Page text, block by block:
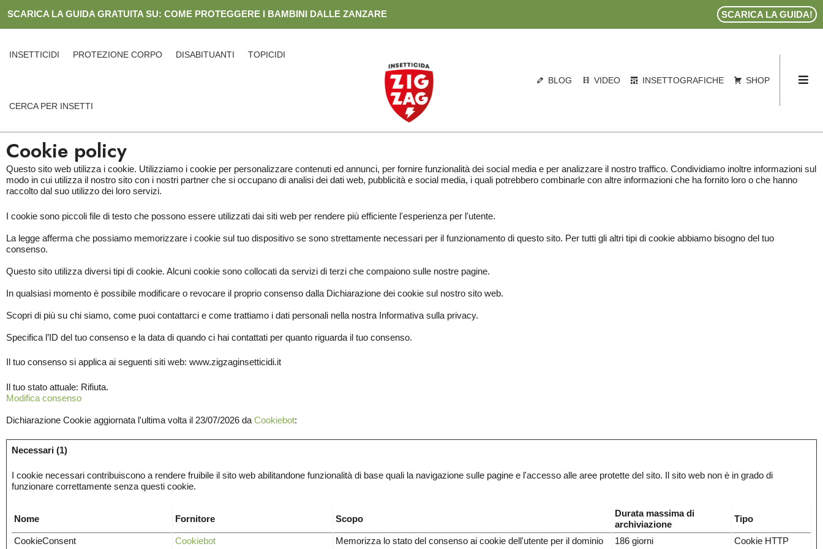
content
SCARICA LA GUIDA GRATUITA SU: COME PROTEGGERE I BAMBINI DALLE ZANZARE SCARICA LA GUIDA!
INSETTICIDI PROTEZIONE CORPO DISABITUANTI TOPICIDI
CERCA PER INSETTI
BLOG VIDEO INSETTOGRAFICHE SHOP
Cookie policy
Questo sito web utilizza i cookie. Utilizziamo i cookie per personalizzare contenuti ed annunci, per fornire funzionalità dei social media e per analizzare il nostro traffico. Condividiamo inoltre informazioni sul
modo in cui utilizza il nostro sito con i nostri partner che si occupano di analisi dei dati web, pubblicità e social media, i quali potrebbero combinarle con altre informazioni che ha fornito loro o che hanno
raccolto dal suo utilizzo dei loro servizi.
I cookie sono piccoli file di testo che possono essere utilizzati dai siti web per rendere più efficiente l'esperienza per l'utente.
La legge afferma che possiamo memorizzare i cookie sul tuo dispositivo se sono strettamente necessari per il funzionamento di questo sito. Per tutti gli altri tipi di cookie abbiamo bisogno del tuo
consenso.
Questo sito utilizza diversi tipi di cookie. Alcuni cookie sono collocati da servizi di terzi che compaiono sulle nostre pagine.
In qualsiasi momento è possibile modificare o revocare il proprio consenso dalla Dichiarazione dei cookie sul nostro sito web.
Scopri di più su chi siamo, come puoi contattarci e come trattiamo i dati personali nella nostra Informativa sulla privacy.
Specifica l’ID del tuo consenso e la data di quando ci hai contattati per quanto riguarda il tuo consenso.
Il tuo consenso si applica ai seguenti siti web: www.zigzaginsetticidi.it
Il tuo stato attuale: Rifiuta.
Modifica consenso
Dichiarazione Cookie aggiornata l'ultima volta il 23/07/2026 da Cookiebot:
Necessari (1)
I cookie necessari contribuiscono a rendere fruibile il sito web abilitandone funzionalità di base quali la navigazione sulle pagine e l'accesso alle aree protette del sito. Il sito web non è in grado di
funzionare correttamente senza questi cookie.
Nome Fornitore Scopo
Durata massima di
archiviazione
Tipo
CookieConsent Cookiebot
Memorizza lo stato del consenso ai cookie dell'utente per il dominio
186 giorni Cookie HTTP